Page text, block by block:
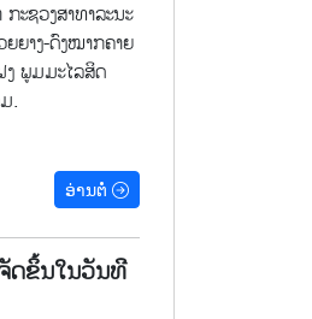
ະຊວງສາທາລະນະ
ຍາງ-ດົງໝາກຄາຍ
ງ ພູມມະໄລສິດ
.
ອ່ານຕໍ່
ດຂຶ້ນໃນວັນທີ